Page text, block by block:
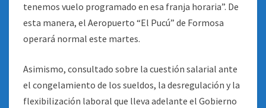
tenemos vuelo programado en esa franja horaria”. De
esta manera, el Aeropuerto “El Pucú” de Formosa
operará normal este martes.
Asimismo, consultado sobre la cuestión salarial ante
el congelamiento de los sueldos, la desregulación y la
flexibilización laboral que lleva adelante el Gobierno